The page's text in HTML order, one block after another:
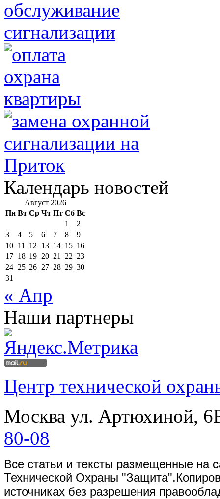
Календарь новостей
Август 2026
Пн Вт Ср Чт Пт Сб Вс
1
2
3
4 5 6 7 8
9
10 11 12 13 14 15 16
17 18 19 20 21 22 23
24 25 26 27 28 29 30
31
« Апр
Наши партнеры
Центр технической
Москва ул. Артюхиной,
80-08
Все статьи и тексты размещенные на
Технической Охраны
источниках без разрешения